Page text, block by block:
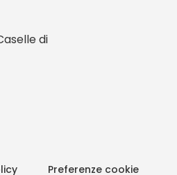
di
Preferenze cookie